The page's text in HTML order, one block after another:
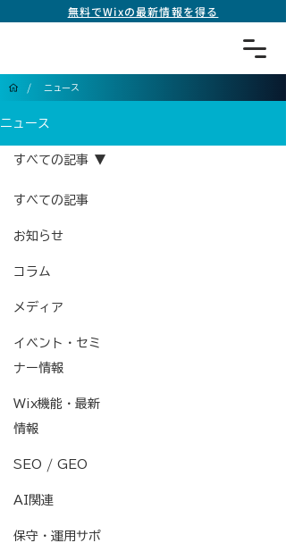
無料でWixの最新情報を得る
/ ニュース
ニュース
すべての記事
お知らせ
コラム
メディア
イベント・セミ
ナー情報
Wix機能・最新
情報
SEO / GEO
AI関連
保守・運用サポ
すべての記事